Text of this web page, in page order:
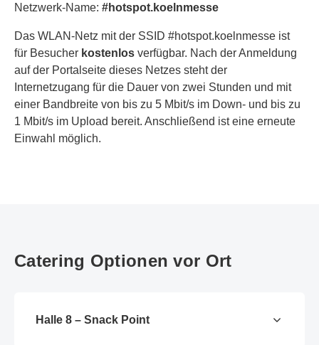
Netzwerk-Name: #hotspot.koelnmesse
Das WLAN-Netz mit der SSID #hotspot.koelnmesse ist
für Besucher kostenlos verfügbar. Nach der Anmeldung
auf der Portalseite dieses Netzes steht der
Internetzugang für die Dauer von zwei Stunden und mit
einer Bandbreite von bis zu 5 Mbit/s im Down- und bis zu
1 Mbit/s im Upload bereit. Anschließend ist eine erneute
Einwahl möglich.
Catering Optionen vor Ort
Halle 8 – Snack Point